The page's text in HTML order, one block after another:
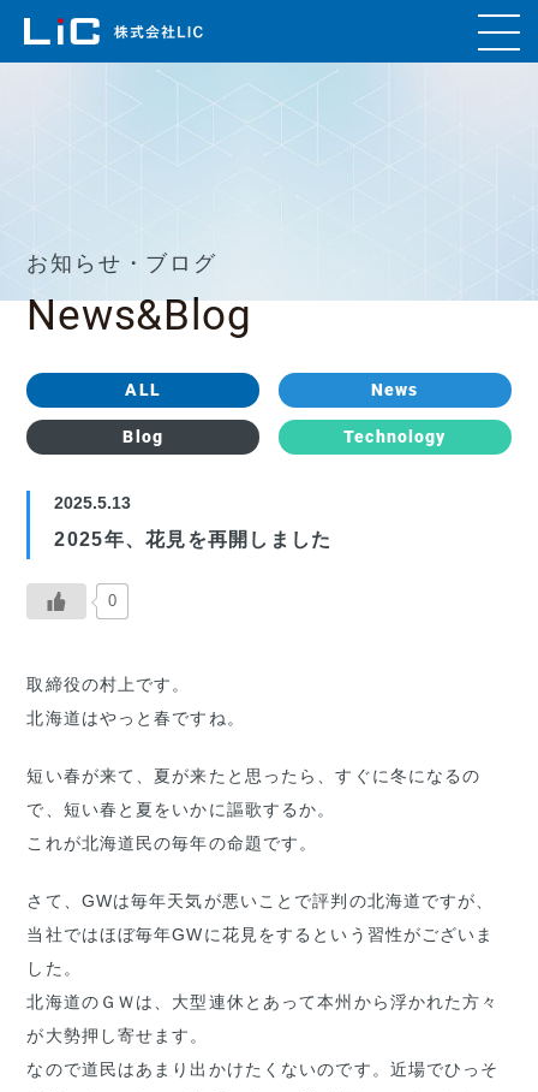
お知らせ・ブログ
News&Blog
ALL News
Blog Technology
2025.5.13
2025年、花見を再開しました
0
取締役の村上です。
北海道はやっと春ですね。
短い春が来て、夏が来たと思ったら、すぐに冬になるの
で、短い春と夏をいかに謳歌するか。
これが北海道民の毎年の命題です。
さて、GWは毎年天気が悪いことで評判の北海道ですが、
当社ではほぼ毎年GWに花見をするという習性がございま
した。
北海道のＧＷは、大型連休とあって本州から浮かれた方々
が大勢押し寄せます。
なので道民はあまり出かけたくないのです。近場でひっそ